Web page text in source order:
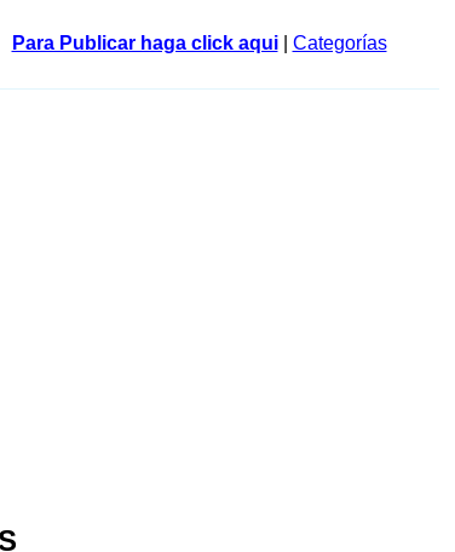
Para Publicar haga click aqui| Categorías